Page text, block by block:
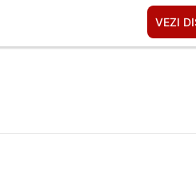
VEZI